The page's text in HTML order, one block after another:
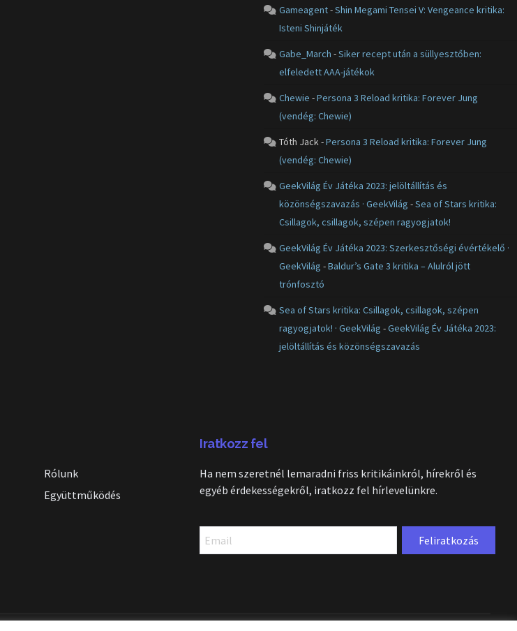
Gameagent-Shin Megami Tensei V: Vengeance kritika:
Isteni Shinjáték
Gabe_March -Siker recept után a süllyesztőben:
elfeledett AAA-játékok
Chewie -Persona 3 Reload kritika: Forever Jung
(vendég: Chewie)
Tóth Jack-Persona 3 Reload kritika: Forever Jung
(vendég: Chewie)
GeekVilág Év Játéka 2023: jelöltállítás és
közönségszavazás · GeekVilág -Sea of Stars kritika:
Csillagok, csillagok, szépen ragyogjatok!
GeekVilág Év Játéka 2023: Szerkesztőségi évértékelő ·
GeekVilág -Baldur’s Gate 3 kritika – Alulról jött
trónfosztó
Sea of Stars kritika: Csillagok, csillagok, szépen
ragyogjatok! · GeekVilág -GeekVilág Év Játéka 2023:
jelöltállítás és közönségszavazás
Rólunk
Együttműködés
Iratkozz fel
Ha nem szeretnél lemaradni friss kritikáinkról, hírekről és
egyéb érdekességekről, iratkozz fel hírlevelünkre.
Feliratkozás